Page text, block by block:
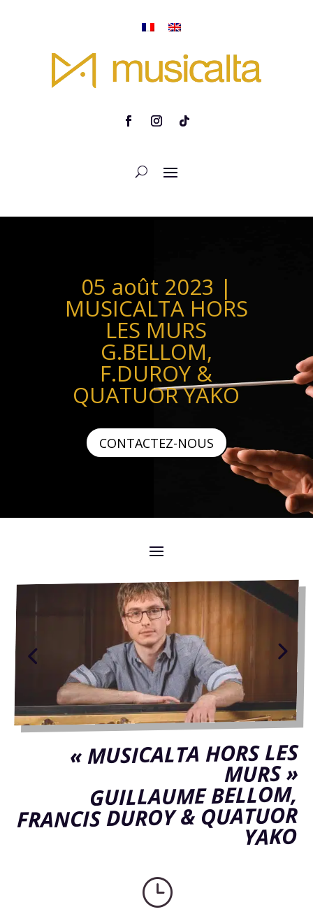
05 août 2023 |
MUSICALTA HORS
LES MURS
G.BELLOM,
F.DUROY &
QUATUOR YAKO
CONTACTEZ-NOUS
« MUSICALTA HORS LES
MURS »
GUILLAUME BELLOM,
FRANCIS DUROY & QUATUOR
YAKO
}